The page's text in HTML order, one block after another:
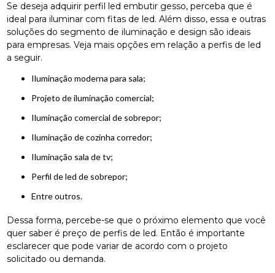
Se deseja adquirir perfil led embutir gesso, perceba que é
ideal para iluminar com fitas de led. Além disso, essa e outras
soluções do segmento de iluminação e design são ideais
para empresas. Veja mais opções em relação a perfis de led
a seguir.
iluminação moderna para sala;
projeto de iluminação comercial;
iluminação comercial de sobrepor;
iluminação de cozinha corredor;
iluminação sala de tv;
perfil de led de sobrepor;
entre outros.
Dessa forma, percebe-se que o próximo elemento que você
quer saber é preço de perfis de led. Então é importante
esclarecer que pode variar de acordo com o projeto
solicitado ou demanda.